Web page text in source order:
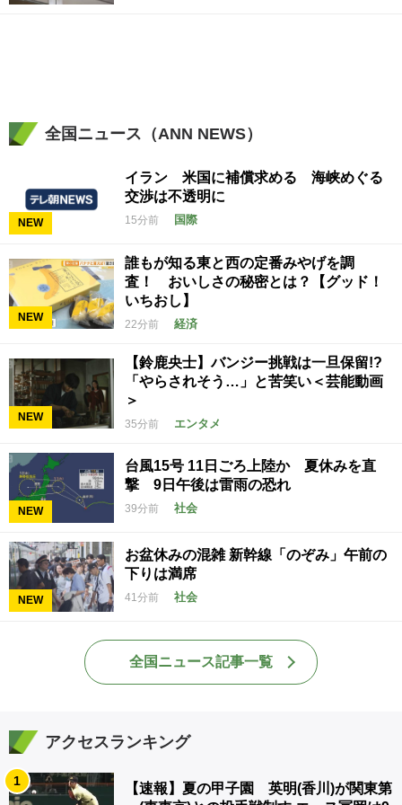
全国ニュース（ANN NEWS）
NEW
イラン 米国に補償求める 海峡めぐる
交渉は不透明に
15分前 国際
NEW
誰もが知る東と西の定番みやげを調
査！ おいしさの秘密とは？【グッド！
いちおし】
22分前 経済
NEW
【鈴鹿央士】バンジー挑戦は一旦保留!?
「やらされそう…」と苦笑い＜芸能動画
＞
35分前 エンタメ
NEW
台風15号 11日ごろ上陸か 夏休みを直
撃 9日午後は雷雨の恐れ
39分前 社会
NEW
お盆休みの混雑 新幹線「のぞみ」午前の
下りは満席
41分前 社会
全国ニュース記事一覧
アクセスランキング
1
【速報】夏の甲子園 英明(香川)が関東第